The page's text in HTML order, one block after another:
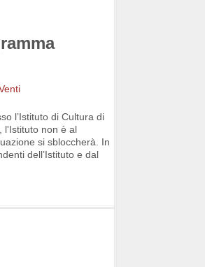
l’Istituto di Cultura di
l'Istituto non è al
si sbloccherà. In
dell’Istituto e dal